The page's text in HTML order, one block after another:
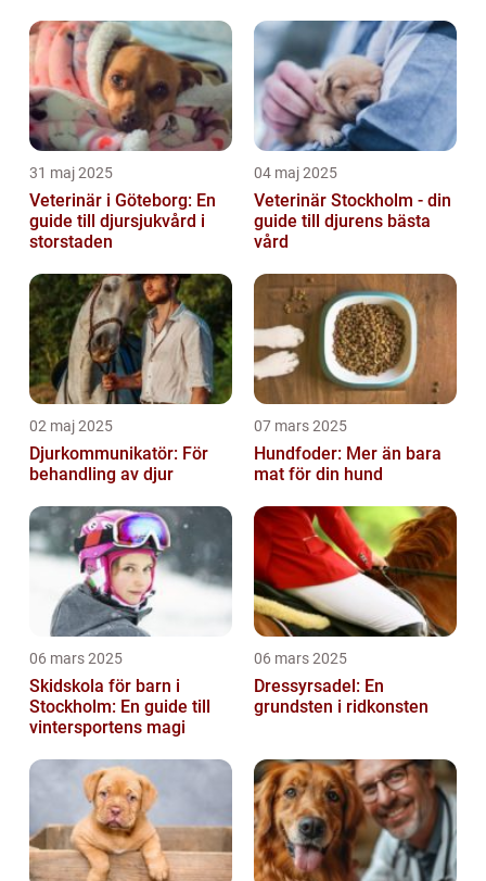
31 maj 2025
Veterinär i Göteborg: En
guide till djursjukvård i
storstaden
04 maj 2025
Veterinär Stockholm - din
guide till djurens bästa
vård
02 maj 2025
Djurkommunikatör: För
behandling av djur
07 mars 2025
Hundfoder: Mer än bara
mat för din hund
06 mars 2025
Skidskola för barn i
Stockholm: En guide till
vintersportens magi
06 mars 2025
Dressyrsadel: En
grundsten i ridkonsten